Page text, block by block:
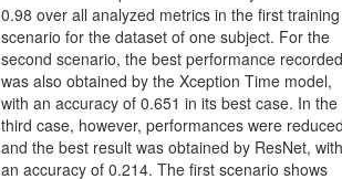
0.98 over all analyzed metrics in the first training
scenario for the dataset of one subject. For the
second scenario, the best performance recorded
was also obtained by the Xception Time model,
with an accuracy of 0.651 in its best case. In the
third case, however, performances were
and the best result was obtained by ResNet, with
an accuracy of 0.214. The first scenario shows